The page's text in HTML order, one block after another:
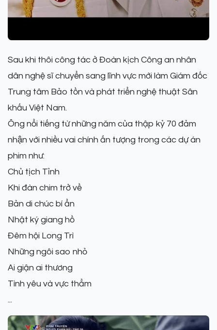
Sau khi thôi công tác ở Đoàn kịch Công an nhân
dân nghệ sĩ chuyển sang lĩnh vực mới làm Giám đốc
Trung tâm Bảo tồn và phát triển nghệ thuật Sân
khấu Việt Nam.
Ông nổi tiếng từ những năm của thập kỷ 70 đảm
nhận với nhiều vai chính ấn tượng trong các dự án
phim như:
Chủ tịch Tỉnh
Khi đàn chim trở về
Bản di chúc bí ẩn
Nhật ký giang hồ
Đêm hội Long Trì
Những ngôi sao nhỏ
Ai giận ai thương
Tình yêu và vực thẳm
...